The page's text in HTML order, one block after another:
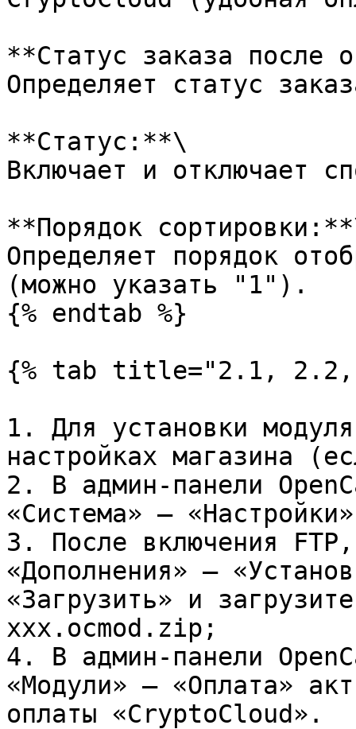
**Статус заказа после
Определяет статус
**Статус:**\
Включает и отключает
**Порядок
Определяет порядок
(можно указать "1").
{% endtab %}
{% tab title="2.1, 2.2,
1. Для установки
настройках магазина
2. В админ-панели
«Система» –
3. После включения
«Дополнения» –
«Загрузить» и
xxx.ocmod.zip;
4. В админ-панели
«Модули» – «Оплата»
оплаты «CryptoCloud».